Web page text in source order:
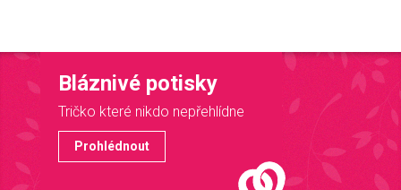
Bláznivé potisky
Tričko které nikdo nepřehlídne
Prohlédnout